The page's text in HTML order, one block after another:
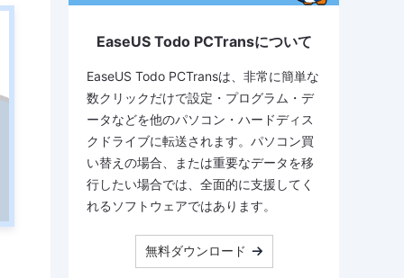
EaseUS Todo PCTransについて
EaseUS Todo PCTransは、非常に簡単な
数クリックだけで設定・プログラム・デ
ータなどを他のパソコン・ハードディス
クドライブに転送されます。パソコン買
い替えの場合、または重要なデータを移
行したい場合では、全面的に支援してく
れるソフトウェアではあります。
無料ダウンロード